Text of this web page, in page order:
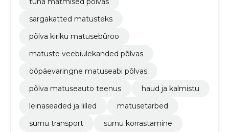
sargakatted matusteks
põlva kiriku matusebüroo
matuste veebiülekanded põlvas
ööpäevaringne matuseabi põlvas
põlva matuseauto teenus
haud ja kalmistu
leinaseaded ja lilled
matusetarbed
surnu transport
surnu korrastamine